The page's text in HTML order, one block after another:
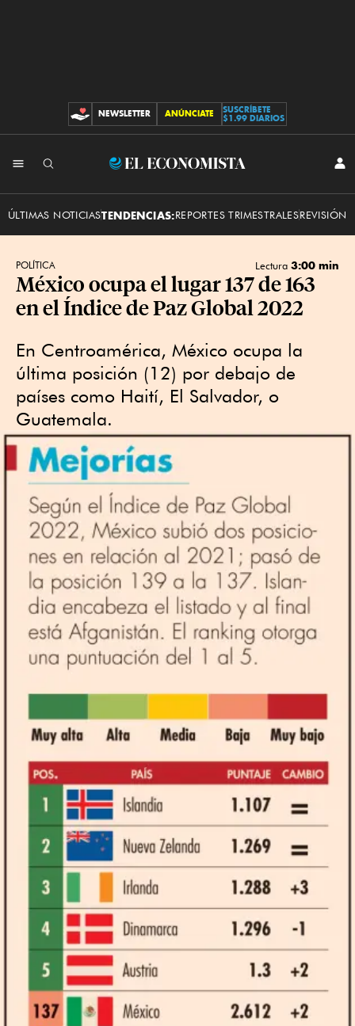
CONTRIBUCIONES
NEWSLETTER ANÚNCIATE
SUSCRÍBETE
$1.99 DIARIOS
El
ÚLTIMAS NOTICIASTENDENCIAS:REPORTES TRIMESTRALESREVISIÓN
POLÍTICA Lectura 3:00 min
México ocupa el lugar 137 de 163
en el Índice de Paz Global 2022
En Centroamérica, México ocupa la
última posición (12) por debajo de
países como Haití, El Salvador, o
Guatemala.